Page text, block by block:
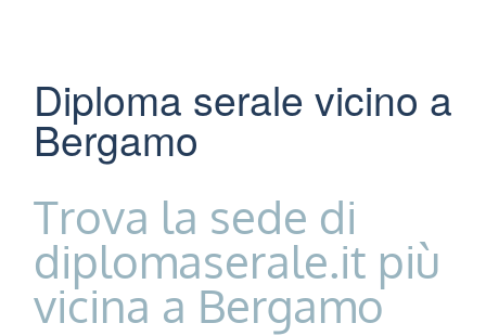
Diploma serale vicino a
Bergamo
Trova la sede di
diplomaserale.it più
vicina a Bergamo